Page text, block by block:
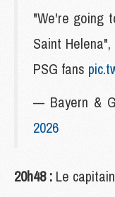
"We're going
Saint
PSG fans
— Bayern &
2026
20h48 : Le